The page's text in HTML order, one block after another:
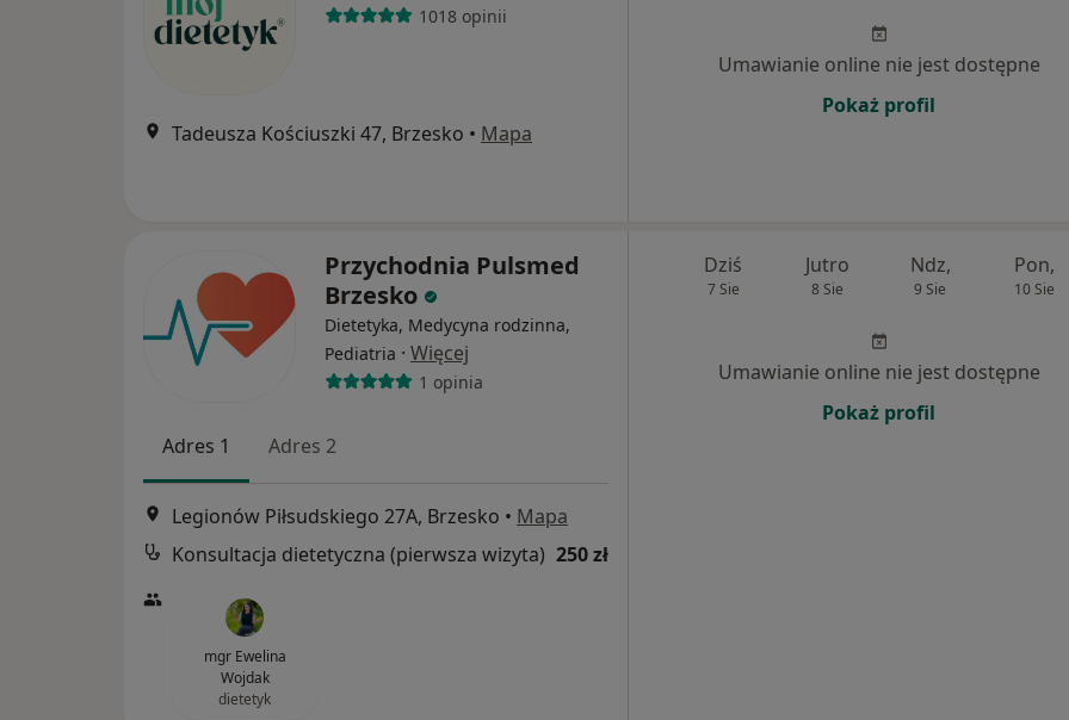
1018 opinii
Tadeusza Kościuszki 47, Brzesko • Mapa
Umawianie online nie jest dostępne
Pokaż profil
Przychodnia Pulsmed
Brzesko
Dietetyka, Medycyna rodzinna,
Pediatria · Więcej
1 opinia
Adres 1 Adres 2
Legionów Piłsudskiego 27A, Brzesko • Mapa
Konsultacja dietetyczna (pierwsza wizyta) 250 zł
mgr Ewelina
Wojdak
dietetyk
Dziś
7 Sie
Jutro
8 Sie
Ndz,
9 Sie
Pon,
10 Sie
Umawianie online nie jest dostępne
Pokaż profil